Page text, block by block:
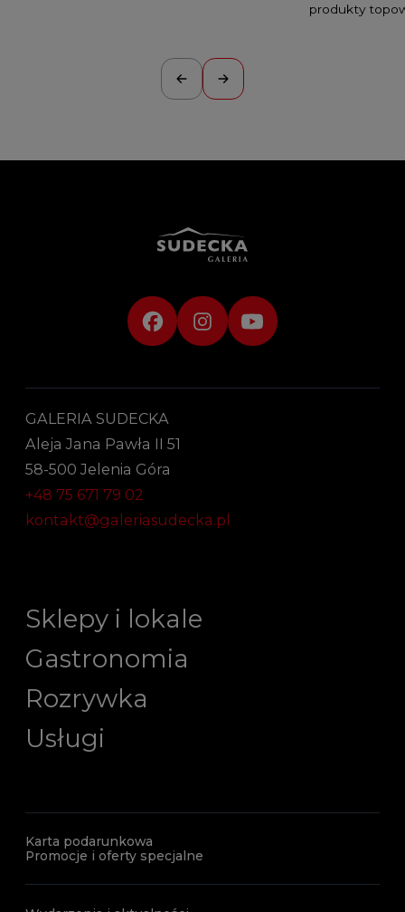
produkty
GALERIA SUDECKA
Aleja Jana Pawła II 51
58-500 Jelenia Góra
+48 75 671 79 02
kontakt@galeriasudecka.pl
Sklepy i lokale
Gastronomia
Rozrywka
Usługi
Karta podarunkowa
Promocje i oferty specjalne